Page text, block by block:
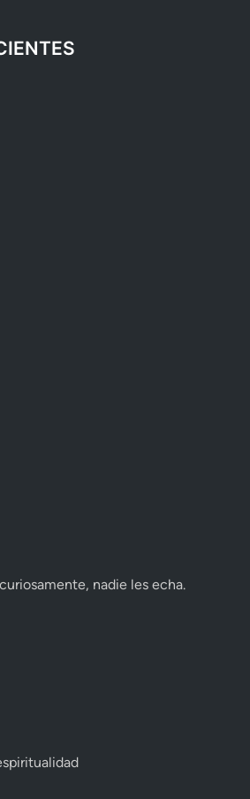
nadie les echa.